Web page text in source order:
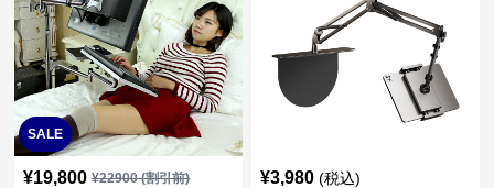
SALE
¥19,800 ¥22900(割引前) ¥3,980 (税込)